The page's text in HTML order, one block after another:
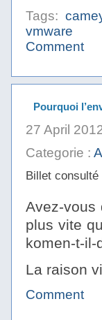
Tags:
vmware
Comment
Pourquoi
27 April
Categorie :
Billet consulté
Avez-vous
plus vite
komen-t-il-
La raison
Comment